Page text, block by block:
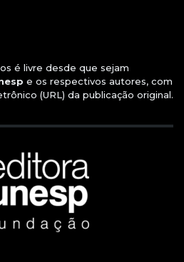
é livre desde que sejam
e os respectivos autores, com
(URL) da publicação original.